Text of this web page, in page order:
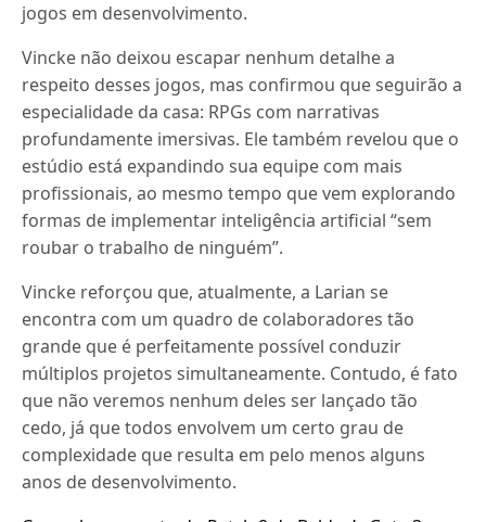
jogos em desenvolvimento.
Vincke não deixou escapar nenhum detalhe a
respeito desses jogos, mas confirmou que seguirão a
especialidade da casa: RPGs com narrativas
profundamente imersivas. Ele também revelou que o
estúdio está expandindo sua equipe com mais
profissionais, ao mesmo tempo que vem explorando
formas de implementar inteligência artificial “sem
roubar o trabalho de ninguém”.
Vincke reforçou que, atualmente, a Larian se
encontra com um quadro de colaboradores tão
grande que é perfeitamente possível conduzir
múltiplos projetos simultaneamente. Contudo, é fato
que não veremos nenhum deles ser lançado tão
cedo, já que todos envolvem um certo grau de
complexidade que resulta em pelo menos alguns
anos de desenvolvimento.